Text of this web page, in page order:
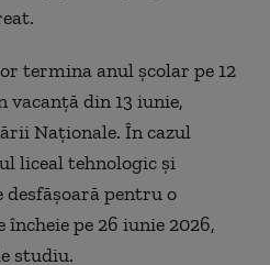
termina anul școlar pe 12
din 13 iunie,
Naționale. În cazul
liceal tehnologic și
pentru o
pe 26 iunie 2026,
studiu.